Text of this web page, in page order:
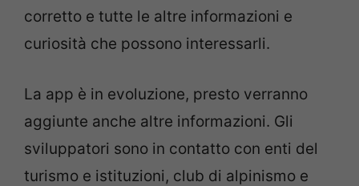
corretto e tutte le altre informazioni e
curiosità che possono interessarli.
La app è in evoluzione, presto verranno
aggiunte anche altre informazioni. Gli
sviluppatori sono in contatto con enti del
turismo e istituzioni, club di alpinismo e